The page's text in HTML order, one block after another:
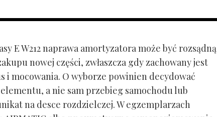
E W212 naprawa amortyzatora może być rozsądną
nowej części, zwłaszcza gdy zachowany jest
i mocowania. O wyborze powinien decydować
a nie sam przebieg samochodu lub
na desce rozdzielczej. W egzemplarzach